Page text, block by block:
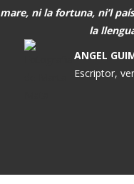
mare, ni la fortuna, ni’l
la
ANGEL
Escriptor,